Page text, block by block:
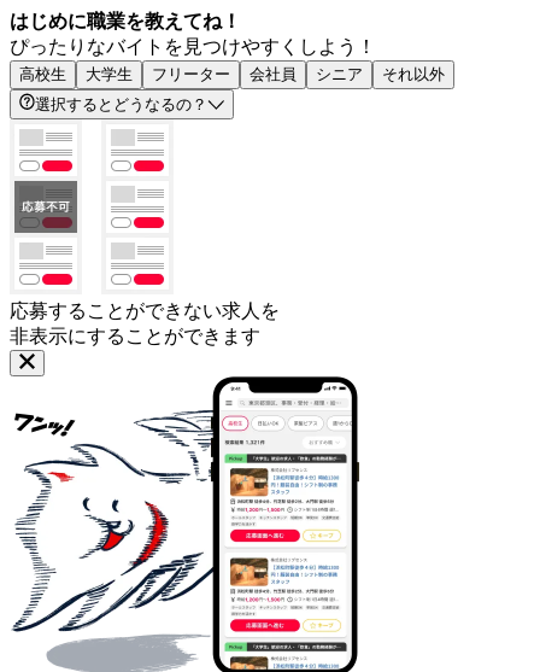
はじめに職業を教えてね！
ぴったりなバイトを見つけやすくしよう！
高校生 大学生 フリーター 会社員 シニア
それ以外
選択するとどうなるの？
応募することができない求人を
非表示にすることができます